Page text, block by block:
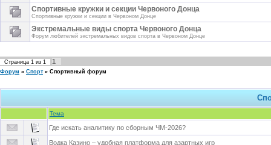
Спортивные кружки и секции Червоного Донца
Спортивные кружки и секции в Червоном Донце
Экстремальные виды спорта Червоного Донца
Форум любителей экстремальных видов спорта в Червоном Донце
Страница 1 из 1 1
Форум » Спорт » Спортивный форум
Тема
Где искать аналитику по сборным ЧМ-2026?
Водка Казино – удобная платформа для азартных игр